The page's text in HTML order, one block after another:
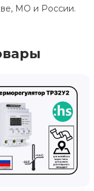
МО и России.